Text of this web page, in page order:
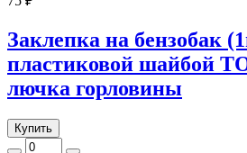
Заклепка на бензобак
пластиковой шайбой
лючка горловины
Купить